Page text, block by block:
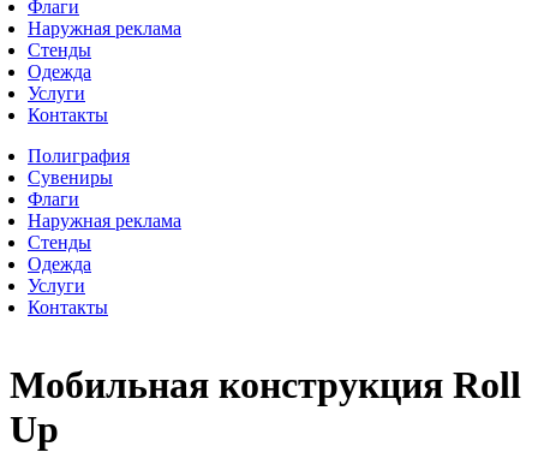
Флаги
Наружная реклама
Стенды
Одежда
Услуги
Контакты
Полиграфия
Сувениры
Флаги
Наружная реклама
Стенды
Одежда
Услуги
Контакты
Мобильная конструкция Roll
Up